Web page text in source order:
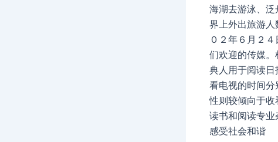
海湖去游泳、
界上外出旅游
０２年６月２
们欢迎的传媒
典人用于阅读
看电视的时间
性则较倾向于收
读书和阅读专
感受社会和谐